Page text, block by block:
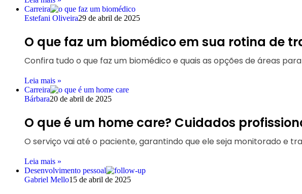
Carreira
Estefani Oliveira29 de abril de 2025
O que faz um biomédico em sua rotina de
Confira tudo o que faz um biomédico e quais as opções de áreas
Leia mais »
Carreira
Bárbara20 de abril de 2025
O que é um home care? Cuidados
O serviço vai até o paciente, garantindo que ele seja monitorado e
Leia mais »
Desenvolvimento pessoal
Gabriel Mello15 de abril de 2025